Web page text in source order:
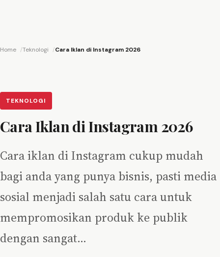
Home Teknologi Cara Iklan di Instagram 2026
TEKNOLOGI
Cara Iklan di Instagram 2026
Cara iklan di Instagram cukup mudah
bagi anda yang punya bisnis, pasti media
sosial menjadi salah satu cara untuk
mempromosikan produk ke publik
dengan sangat…